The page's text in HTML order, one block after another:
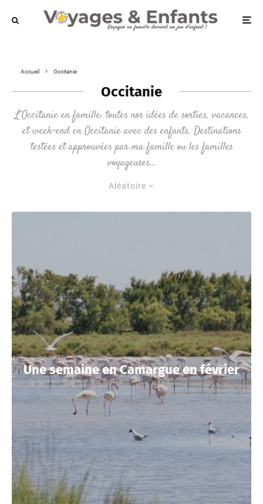
Accueil Occitanie
Occitanie
L’Occitanie en famille: toutes nos idées de sorties, vacances,
et week-end en Occitanie avec des enfants. Destinations
testées et approuvées par ma famille ou les familles
voyageuses…
Aléatoire
Une semaine en Camargue en février